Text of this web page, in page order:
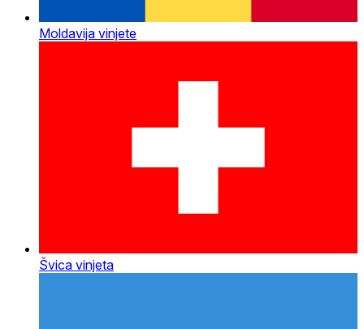
Moldavija vinjete
Švica vinjeta